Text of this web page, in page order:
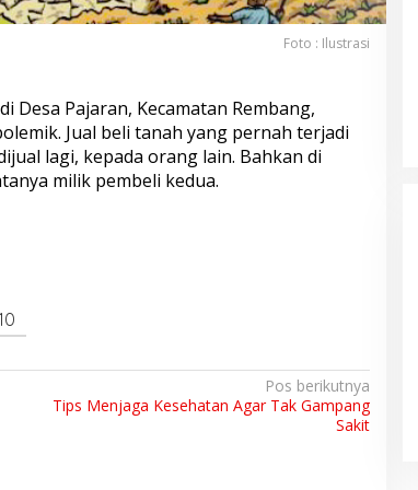
Foto : Ilustrasi
Desa Pajaran, Kecamatan Rembang,
Jual beli tanah yang pernah terjadi
lagi, kepada orang lain. Bahkan di
milik pembeli kedua.
Pos berikutnya
Tips Menjaga Kesehatan Agar Tak Gampang
Sakit
Rumah KPPS, Netralitas
Penyelenggara Disorot
Di Pemerintah, Politik 18 November 2024